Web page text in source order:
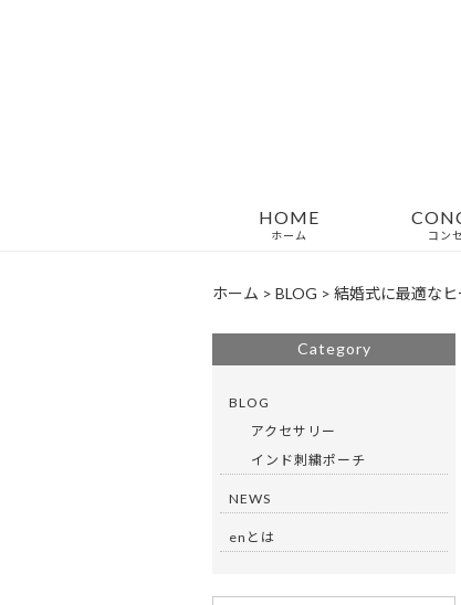
HOME
ホーム コン
ホーム > BLOG > 結婚式に最適な
Category
BLOG
アクセサリー
インド刺繍ポーチ
NEWS
enとは